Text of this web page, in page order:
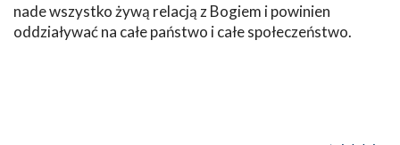
nade wszystko żywą relacją z Bogiem i powinien
oddziaływać na całe państwo i całe społeczeństwo.